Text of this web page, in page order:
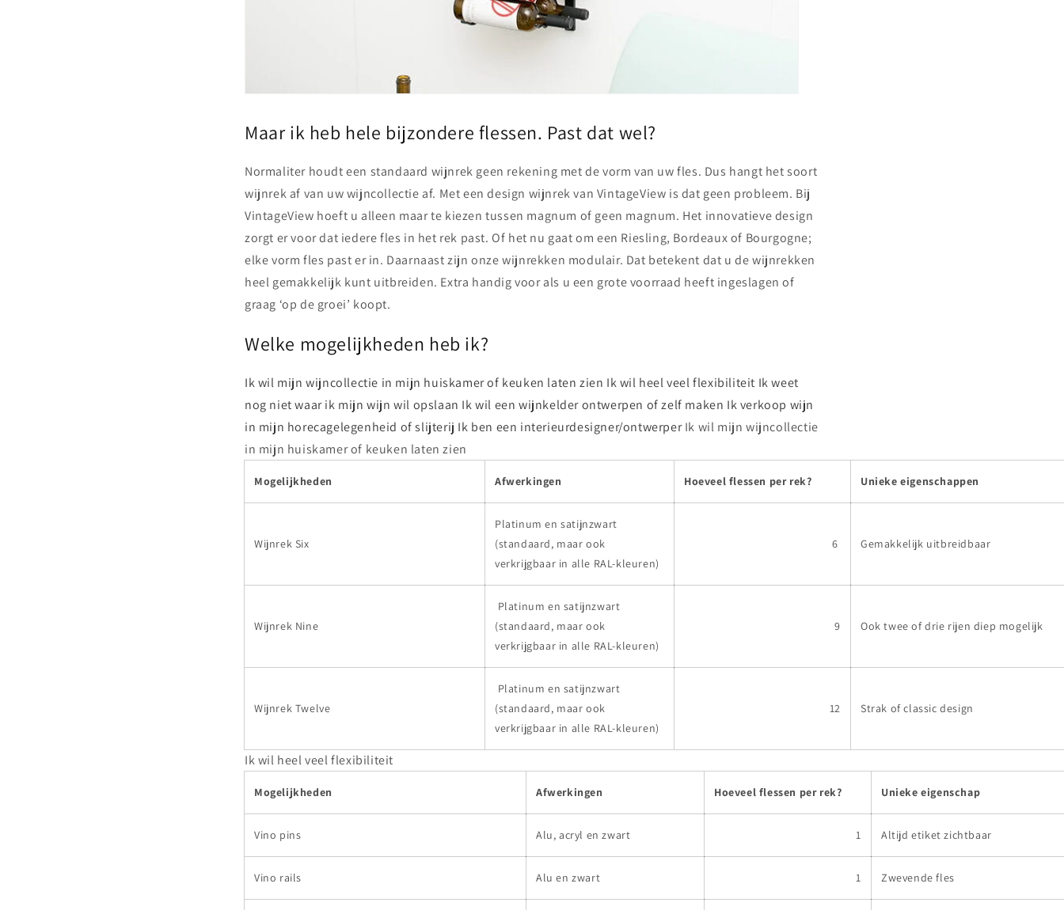
Maar ik heb hele bijzondere flessen. Past dat wel?
Normaliter houdt een standaard wijnrek geen rekening met de vorm van uw fles. Dus hangt het soort
wijnrek af van uw wijncollectie af. Met een design wijnrek van VintageView is dat geen probleem. Bij
VintageView hoeft u alleen maar te kiezen tussen magnum of geen magnum. Het innovatieve design
zorgt er voor dat iedere fles in het rek past. Of het nu gaat om een Riesling, Bordeaux of Bourgogne;
elke vorm fles past er in. Daarnaast zijn onze wijnrekken modulair. Dat betekent dat u de wijnrekken
heel gemakkelijk kunt uitbreiden. Extra handig voor als u een grote voorraad heeft ingeslagen of
graag ‘op de groei’ koopt.
Welke mogelijkheden heb ik?
Ik wil mijn wijncollectie in mijn huiskamer of keuken laten zien Ik wil heel veel flexibiliteit Ik weet
nog niet waar ik mijn wijn wil opslaan Ik wil een wijnkelder ontwerpen of zelf maken Ik verkoop wijn
in mijn horecagelegenheid of slijterij Ik ben een interieurdesigner/ontwerperIk wil mijn wijncollectie
in mijn huiskamer of keuken laten zien
Mogelijkheden Afwerkingen Hoeveel flessen per rek? Unieke eigenschappen
Wijnrek Six
Platinum en satijnzwart
(standaard, maar ook
verkrijgbaar in alle RAL-kleuren)
6 Gemakkelijk uitbreidbaar
Wijnrek Nine
Platinum en satijnzwart
(standaard, maar ook
verkrijgbaar in alle RAL-kleuren)
9 Ook twee of drie rijen diep mogelijk
Wijnrek Twelve
Platinum en satijnzwart
(standaard, maar ook
verkrijgbaar in alle RAL-kleuren)
12 Strak of classic design
Ik wil heel veel flexibiliteit
Mogelijkheden Afwerkingen Hoeveel flessen per rek? Unieke eigenschap
Vino pins Alu, acryl en zwart 1 Altijd etiket zichtbaar
Vino rails Alu en zwart 1 Zwevende fles